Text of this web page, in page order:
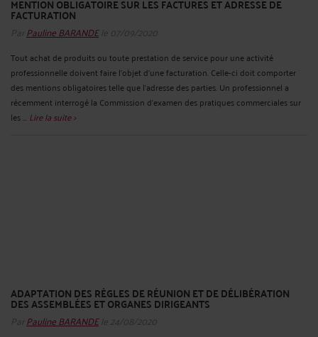
MENTION OBLIGATOIRE SUR LES FACTURES ET ADRESSE DE
FACTURATION
Par Pauline BARANDEle 07/09/2020
Tout achat de produits ou toute prestation de service pour une activité
professionnelle doivent faire l’objet d’une facturation. Celle-ci doit comporter
des mentions obligatoires telle que l’adresse des parties. Un professionnel a
récemment interrogé la Commission d’examen des pratiques commerciales sur
les ... Lire la suite >
ADAPTATION DES RÈGLES DE RÉUNION ET DE DÉLIBÉRATION
DES ASSEMBLÉES ET ORGANES DIRIGEANTS
Par Pauline BARANDEle 24/08/2020